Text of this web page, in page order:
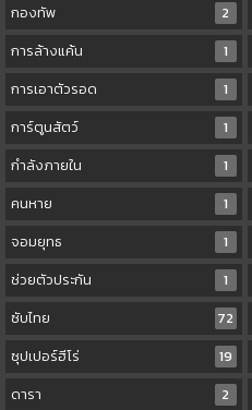
กองทัพ
2
การล้างแค้น
1
การเอาตัวรอด
1
การ์ตูนสัตว์
1
กำลังภายใน
1
คนหาย
1
จอมยุทธ
1
ช่วยตัวประกัน
1
ซับไทย
72
ซุปเปอร์ฮีโร่
19
ดารา
2